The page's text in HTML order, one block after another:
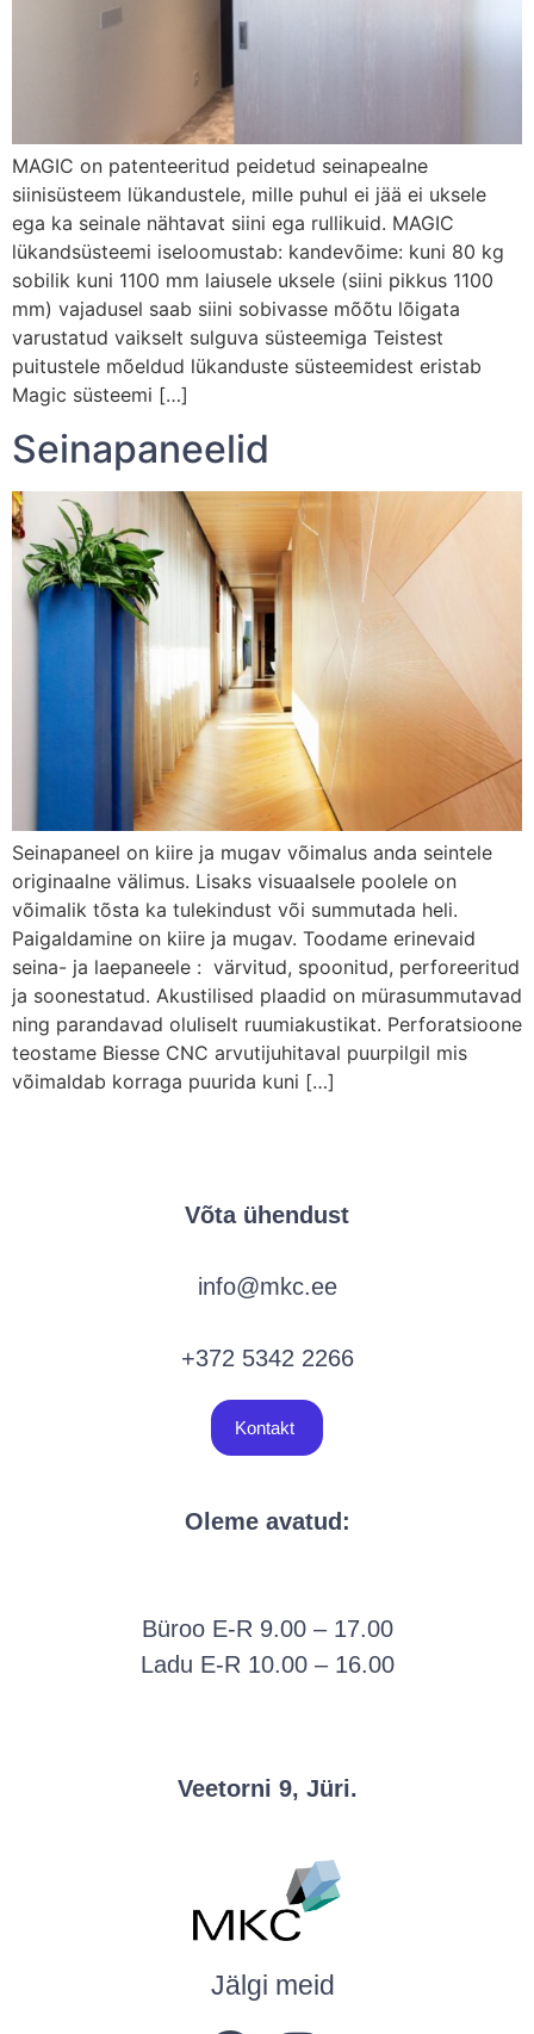
MAGIC on patenteeritud peidetud seinapealne
siinisüsteem lükandustele, mille puhul ei jää ei uksele
ega ka seinale nähtavat siini ega rullikuid. MAGIC
lükandsüsteemi iseloomustab: kandevõime: kuni 80 kg
sobilik kuni 1100 mm laiusele uksele (siini pikkus 1100
mm) vajadusel saab siini sobivasse mõõtu lõigata
varustatud vaikselt sulguva süsteemiga Teistest
puitustele mõeldud lükanduste süsteemidest eristab
Magic süsteemi […]
Seinapaneelid
Seinapaneel on kiire ja mugav võimalus anda seintele
originaalne välimus. Lisaks visuaalsele poolele on
võimalik tõsta ka tulekindust või summutada heli.
Paigaldamine on kiire ja mugav. Toodame erinevaid
seina- ja laepaneele : värvitud, spoonitud, perforeeritud
ja soonestatud. Akustilised plaadid on mürasummutavad
ning parandavad oluliselt ruumiakustikat. Perforatsioone
teostame Biesse CNC arvutijuhitaval puurpilgil mis
võimaldab korraga puurida kuni […]
Jälgi meid
Oleme avatud:
Büroo E-R 9.00 – 17.00
Ladu E-R 10.00 – 16.00
Veetorni 9, Jüri.
Võta ühendust
info@mkc.ee
+372 5342 2266
Kontakt